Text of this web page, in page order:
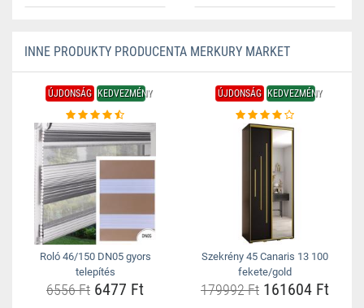
INNE PRODUKTY PRODUCENTA MERKURY MARKET
ÚJDONSÁG KEDVEZMÉNY
Roló 46/150 DN05 gyors
telepítés
6556 Ft 6477 Ft
ÚJDONSÁG KEDVEZMÉNY
Szekrény 45 Canaris 13 100
fekete/gold
179992 Ft 161604 Ft